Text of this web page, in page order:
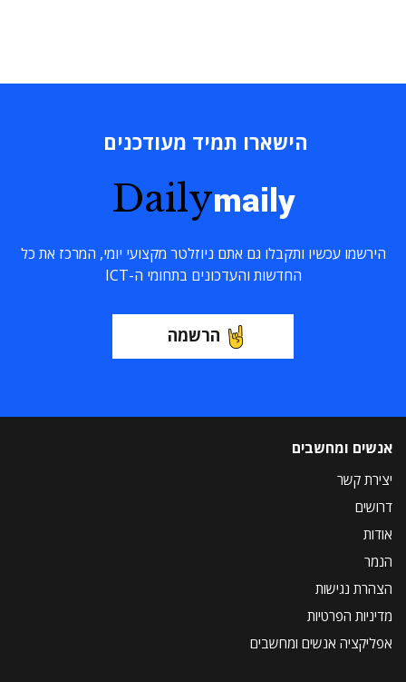
הישארו תמיד מעודכנים
Dailymaily
הירשמו עכשיו ותקבלו גם אתם ניוזלטר מקצועי יומי, המרכז את כל
החדשות והעדכונים בתחומי ה-ICT
הרשמה
אנשים ומחשבים
יצירת קשר
דרושים
אודות
הנמר
הצהרת נגישות
מדיניות הפרטיות
אפליקציה אנשים ומחשבים